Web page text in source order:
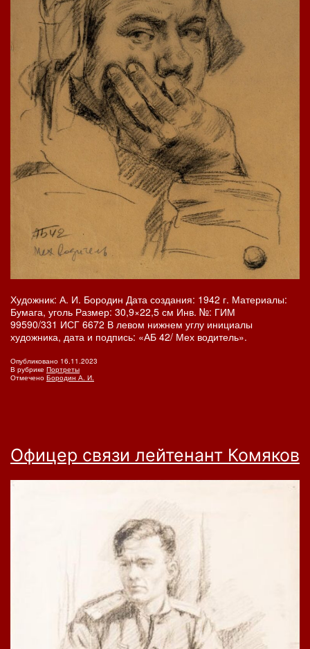
Художник: А. И. Бородин Дата создания: 1942 г. Материалы:
Бумага, уголь Размер: 30,9×22,5 см Инв. №: ГИМ
99590/331 ИСГ 6672 В левом нижнем углу инициалы
художника, дата и подпись: «АБ 42/ Мех водитель».
Опубликовано 16.11.2023
В рубрике Портреты
Отмечено Бородин А. И.
Офицер связи лейтенант Комяков